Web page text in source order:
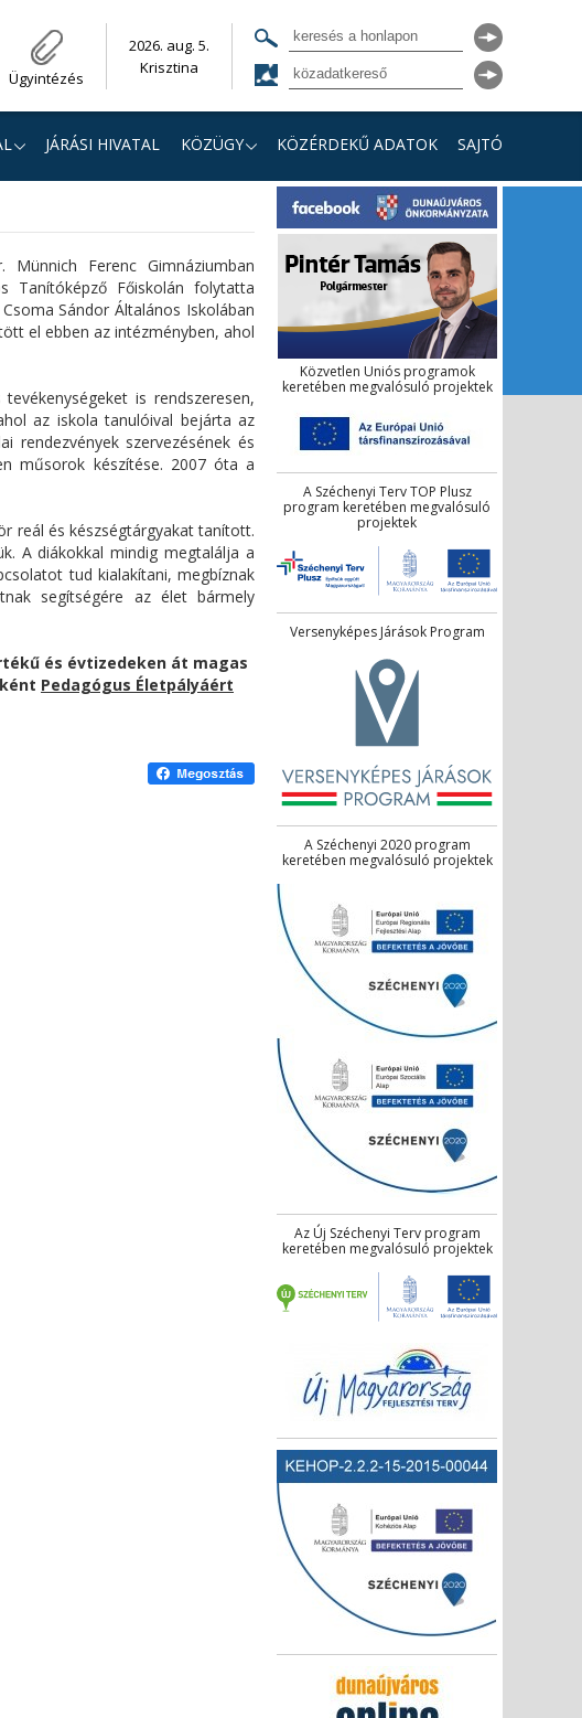
Ügyintézés
2026. aug. 5.
Krisztina
JÁRÁSI HIVATAL KÖZÜGY KÖZÉRDEKŰ ADATOK SAJTÓ
Ferenc Gimnáziumban
Tanítóképző Főiskolán folytatta
Sándor Általános Iskolában
el ebben az intézményben, ahol
is rendszeresen,
az iskola tanulóival bejárta az
rendezvények szervezésének és
műsorok készítése. 2007 óta a
reál és készségtárgyakat tanított.
A diákokkal mindig megtalálja a
tud kialakítani, megbíznak
segítségére az élet bármely
és évtizedeken át magas
Pedagógus Életpályáért
Közvetlen Uniós programok
keretében megvalósuló projektek
A Széchenyi Terv TOP Plusz
program keretében megvalósuló
projektek
Versenyképes Járások Program
A Széchenyi 2020 program
keretében megvalósuló projektek
Az Új Széchenyi Terv program
keretében megvalósuló projektek